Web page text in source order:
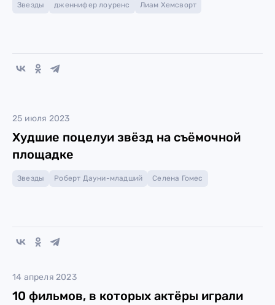
Звезды дженнифер лоуренс Лиам Хемсворт
25 июля 2023
Худшие поцелуи звёзд на съёмочной
площадке
Звезды Роберт Дауни-младший Селена Гомес
14 апреля 2023
10 фильмов, в которых актёры играли